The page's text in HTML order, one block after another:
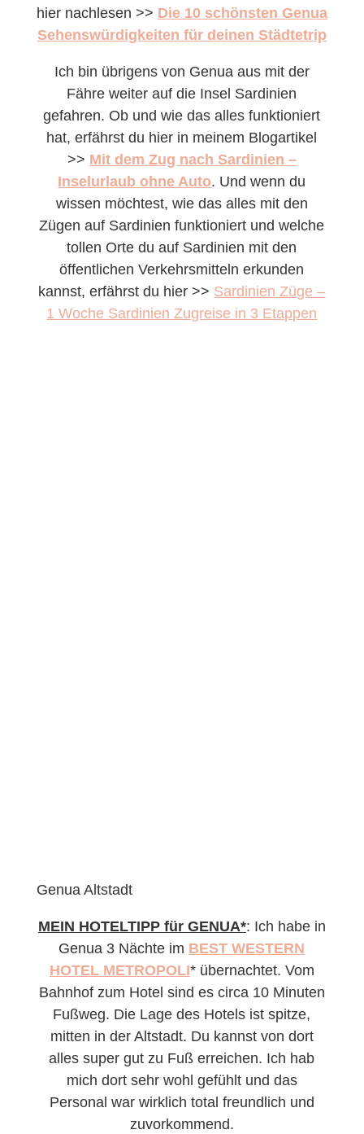
hier nachlesen >> Die 10 schönsten Genua
Sehenswürdigkeiten für deinen Städtetrip
Ich bin übrigens von Genua aus mit der
Fähre weiter auf die Insel Sardinien
gefahren. Ob und wie das alles funktioniert
hat, erfährst du hier in meinem Blogartikel
>> Mit dem Zug nach Sardinien –
Inselurlaub ohne Auto. Und wenn du
wissen möchtest, wie das alles mit den
Zügen auf Sardinien funktioniert und welche
tollen Orte du auf Sardinien mit den
öffentlichen Verkehrsmitteln erkunden
kannst, erfährst du hier >> Sardinien Züge –
1 Woche Sardinien Zugreise in 3 Etappen
Genua Altstadt
MEIN HOTELTIPP für GENUA*: Ich habe in
Genua 3 Nächte im BEST WESTERN
HOTEL METROPOLI* übernachtet. Vom
Bahnhof zum Hotel sind es circa 10 Minuten
Fußweg. Die Lage des Hotels ist spitze,
mitten in der Altstadt. Du kannst von dort
alles super gut zu Fuß erreichen. Ich hab
mich dort sehr wohl gefühlt und das
Personal war wirklich total freundlich und
zuvorkommend.